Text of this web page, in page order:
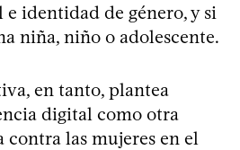
identidad de género, y si
niña, niño o adolescente.
en tanto, plantea
digital como otra
las mujeres en el